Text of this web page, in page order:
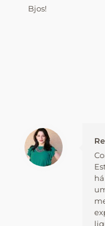
Bjos!